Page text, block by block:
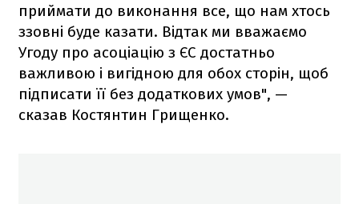
приймати до виконання все, що нам хтось
ззовні буде казати. Відтак ми вважаємо
Угоду про асоціацію з ЄС достатньо
важливою і вигідною для обох сторін, щоб
підписати її без додаткових умов", —
сказав Костянтин Грищенко.